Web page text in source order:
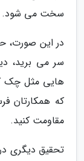
سخت می شود.
در این صورت،
سر می برید،
هایی مثل چک
که همکارتان
مقاومت کنید.
تحقیق دیگری